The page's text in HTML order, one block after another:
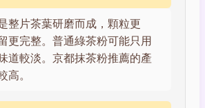
整片茶葉研磨而成，顆粒更
更完整。普通綠茶粉可能只用
道較淡。京都抹茶粉推薦的產
高。